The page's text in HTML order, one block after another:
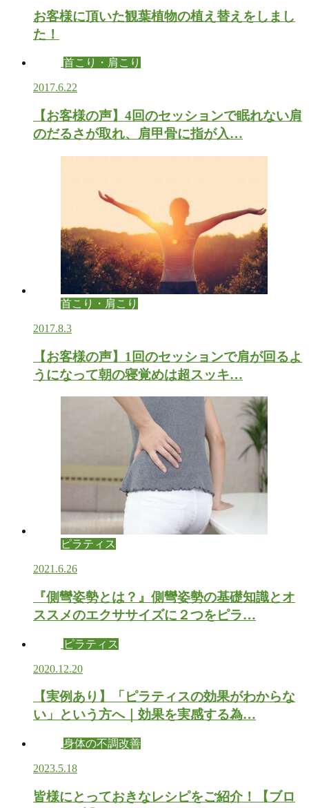
お客様に頂いた観葉植物の植え替えをしまし
た！
首こり・肩こり
2017.6.22
【お客様の声】4回のセッションで眠れない肩
のだるさが取れ、肩甲骨に指が入…
首こり・肩こり
2017.8.3
【お客様の声】1回のセッションで肩が回るよ
うになって朝の寝覚めは超スッキ…
ピラティス
2021.6.26
『側彎姿勢とは？』側彎姿勢の基礎知識とオ
ススメのエクササイズに２つをピラ…
ピラティス
2020.12.20
【実例あり】「ピラティスの効果がわからな
い」という方へ｜効果を実感する為…
身体の不調改善
2023.5.18
皆様にとっておきなレシピをご紹介！【ブロ